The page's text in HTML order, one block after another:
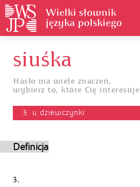
Jak korzystać
siuśka
Hasło ma wiele znaczeń,
wybierz to, które Cię interesuje
3. u dziewczynki
Definicja
3.